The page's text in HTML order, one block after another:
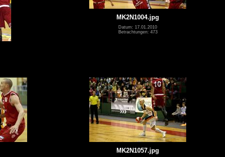
MK2N1004.jpg
Datum: 17.01.2010
Betrachtungen: 473
MK2N1057.jpg